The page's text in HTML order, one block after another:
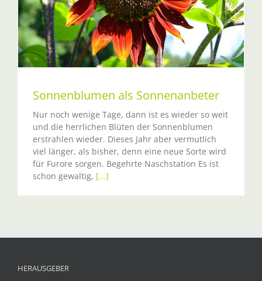
Sonnenblumen als Sonnenanbeter
Nur noch wenige Tage, dann ist es wieder so weit
und die herrlichen Blüten der Sonnenblumen
erstrahlen wieder. Dieses Jahr aber vermutlich
viel länger, als bisher, denn eine neue Sorte wird
für Furore sorgen. Begehrte Naschstation Es ist
schon gewaltig, [...]
HERAUSGEBER